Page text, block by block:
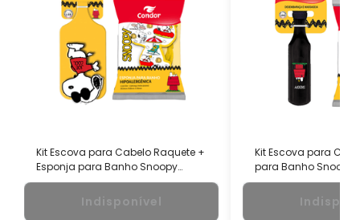
Kit Escova para Cabelo Raquete +
Esponja para Banho Snoopy
Condor
Indisponível
Kit Escova para
para Banho Snoopy